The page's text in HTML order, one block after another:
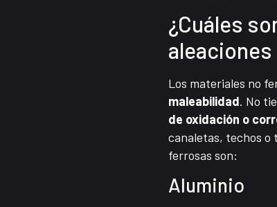
¿Cuáles
Los materiales no
maleabilidad. No
de oxidación o
canaletas, techos o
ferrosas son:
Aluminio